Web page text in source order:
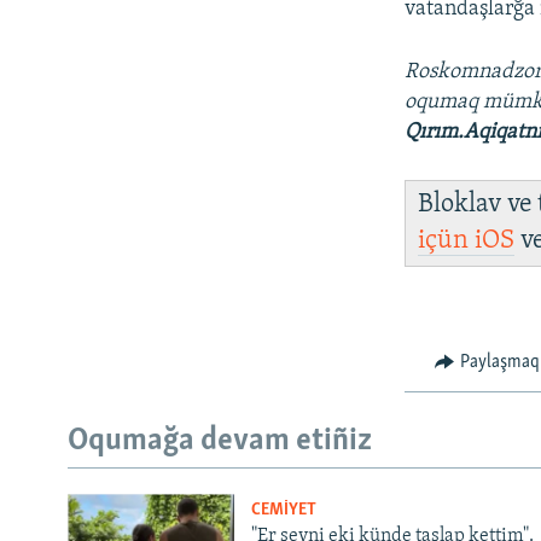
vatandaşlarğa
oqumaq
Bloklav ve
içüniOS
Paylaşmaq
Oqumağa devam etiñiz
CEMİYET
"Er şeyni eki künde taşlap kettim".